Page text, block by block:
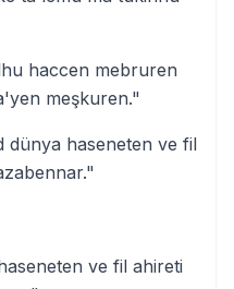
haccen mebruren
meşkuren."
dünya haseneten ve fil
ve fil ahireti